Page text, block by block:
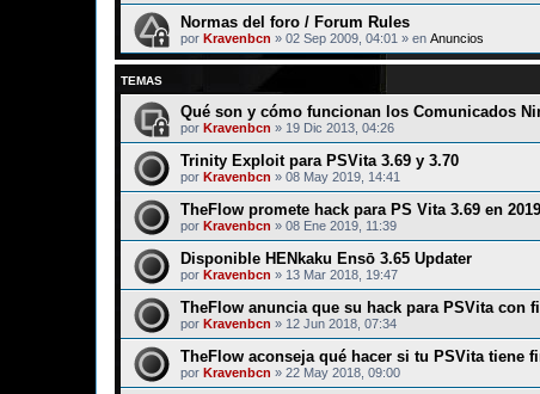
Normas del foro / Forum Rules
por Kravenbcn » 02 Sep 2009, 04:01 » en Anuncios
TEMAS
Qué son y cómo funcionan los Comunicados
por Kravenbcn » 19 Dic 2013, 04:26
Trinity Exploit para PSVita 3.69 y 3.70
por Kravenbcn » 08 May 2019, 14:41
TheFlow promete hack para PS Vita 3.69 en 2019
por Kravenbcn » 08 Ene 2019, 11:39
Disponible HENkaku Ensō 3.65 Updater
por Kravenbcn » 13 Mar 2018, 19:47
TheFlow anuncia que su hack para PSVita con
por Kravenbcn » 12 Jun 2018, 07:34
TheFlow aconseja qué hacer si tu PSVita tiene
por Kravenbcn » 22 May 2018, 09:00